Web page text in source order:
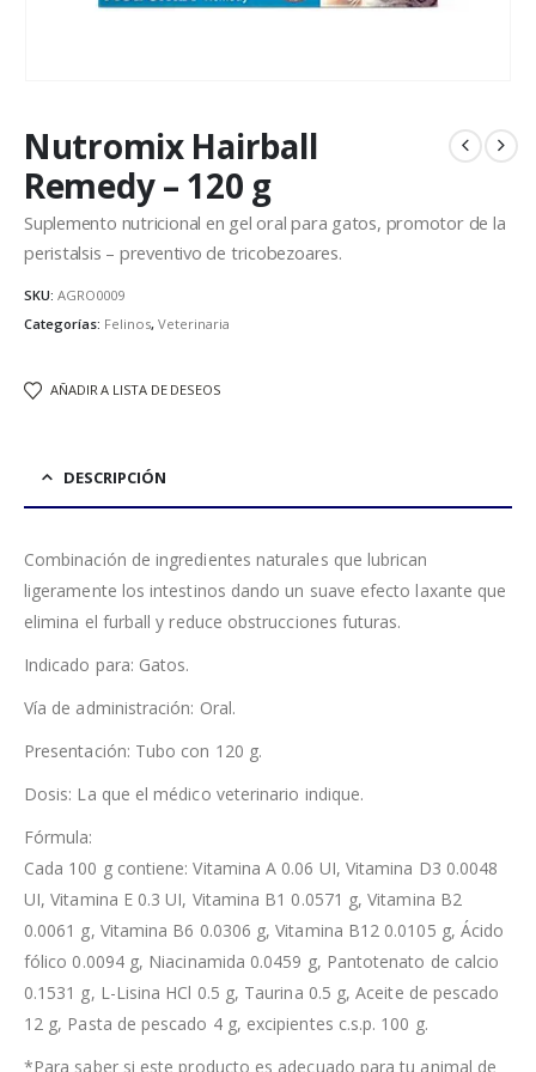
Nutromix Hairball
Remedy – 120 g
Suplemento nutricional en gel oral para gatos, promotor de la
peristalsis – preventivo de tricobezoares.
SKU: AGRO0009
Categorías: Felinos, Veterinaria
AÑADIR A LISTA DE DESEOS
DESCRIPCIÓN
Combinación de ingredientes naturales que lubrican
ligeramente los intestinos dando un suave efecto laxante que
elimina el furball y reduce obstrucciones futuras.
Indicado para: Gatos.
Vía de administración: Oral.
Presentación: Tubo con 120 g.
Dosis: La que el médico veterinario indique.
Fórmula:
Cada 100 g contiene: Vitamina A 0.06 UI, Vitamina D3 0.0048
UI, Vitamina E 0.3 UI, Vitamina B1 0.0571 g, Vitamina B2
0.0061 g, Vitamina B6 0.0306 g, Vitamina B12 0.0105 g, Ácido
fólico 0.0094 g, Niacinamida 0.0459 g, Pantotenato de calcio
0.1531 g, L-Lisina HCl 0.5 g, Taurina 0.5 g, Aceite de pescado
12 g, Pasta de pescado 4 g, excipientes c.s.p. 100 g.
*Para saber si este producto es adecuado para tu animal de